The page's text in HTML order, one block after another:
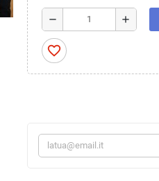
remove add
favorite_border